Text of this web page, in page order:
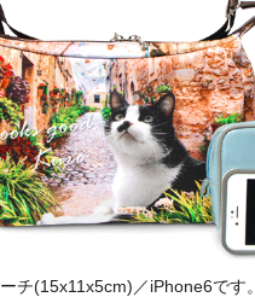
チ(15x11x5cm)／iPhone6です。